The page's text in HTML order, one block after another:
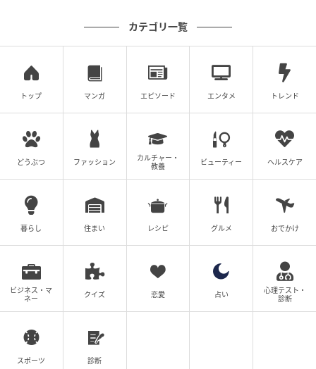
・ヒューズ
これらすべてが正常であって、初めて本来の力を発揮
します。部品を替えれば直る――そんな単純な時代で
はなくなりました。だからこそ、不調が出たときは
「どこが壊れたか」だけでなく、「電気はきちんと流
れているか」という視点を持つことが大切です。
家族にも説明できるクルマの話
もしご家族に、「なんで新品にしたのに直らなかった
の？」と聞かれたら、こう説明できます。
「水道ホースが詰まってたら、水は弱くなるでしょ？
これで十分です。クルマはエンジンという“機械”だけで
カテゴリ一覧
トップ マンガ エピソード エンタメ トレンド
どうぶつ ファッション
カルチャー・
教養
ビューティー ヘルスケア
暮らし 住まい レシピ グルメ おでかけ
ビジネス・マ
ネー
クイズ 恋愛 占い
心理テスト・
診断
スポーツ 診断